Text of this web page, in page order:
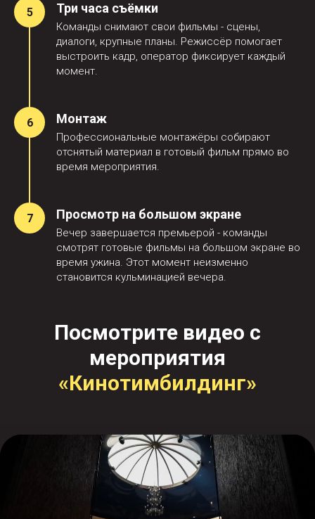
Три часа съёмки
Команды снимают свои фильмы - сцены,
диалоги, крупные планы. Режиссёр помогает
выстроить кадр, оператор фиксирует каждый
момент.
Монтаж
Профессиональные монтажёры собирают
отснятый материал в готовый фильм прямо во
время мероприятия.
Просмотр на большом экране
Вечер завершается премьерой - команды
смотрят готовые фильмы на большом экране во
время ужина. Этот момент неизменно
становится кульминацией вечера.
Посмотрите видео с
мероприятия
«Кинотимбилдинг»
3. Продакшн:
режиссёр съёмочного процесса;
операторы;
монтажёры.
звукорежиссёр.
4. Персонал:
гримёры;
костюмер;
реквизитор;
инструкторы;
логистика;
грузовая машина для оборудования;
телефония;
питание административно-технической
группы;